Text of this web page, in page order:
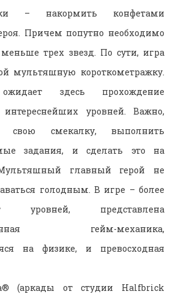
– накормить конфетами
Причем попутно необходимо
меньше трех звезд. По сути, игра
мультяшную короткометражку.
здесь прохождение
интереснейших уровней. Важно,
свою смекалку, выполнить
задания, и сделать это на
Мультяшный главный герой не
голодным. В игре – более
уровней, представлена
гейм-механика,
на физике, и превосходная
(аркады от студии Halfbrick